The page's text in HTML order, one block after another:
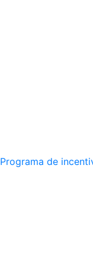
Programa de